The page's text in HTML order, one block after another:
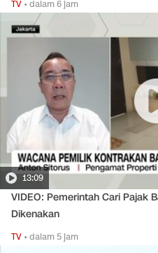
TV •dalam 6 jam
13:09
VIDEO: Pemerintah Cari Pajak
Dikenakan
TV •dalam 5 jam